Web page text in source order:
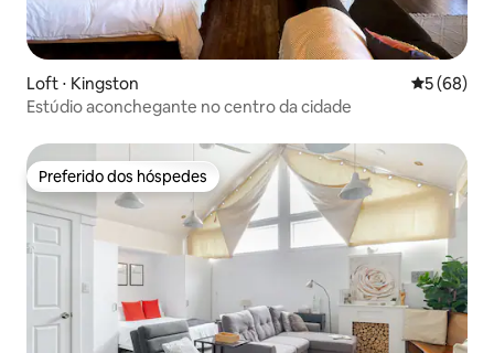
Loft ⋅ Kingston 5 de uma
5 (68)
Estúdio aconchegante no centro da cidade
Preferido dos hóspedes
Preferido dos hóspedes